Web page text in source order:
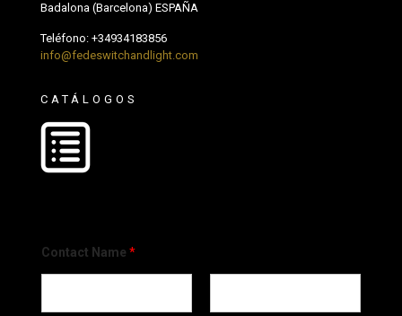
Badalona (Barcelona) ESPAÑA
Teléfono: +34934183856
info@fedeswitchandlight.com
CATÁLOGOS
Contact Name *